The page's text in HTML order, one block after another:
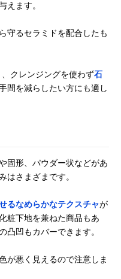
えます。
守るセラミドを配合したも
クレンジングを使わず石
間を減らしたい方にも適し
固形、パウダー状などがあ
はさまざまです。
るなめらかなテクスチャが
粧下地を兼ねた商品もあ
凸凹もカバーできます。
が悪く見えるので注意しま